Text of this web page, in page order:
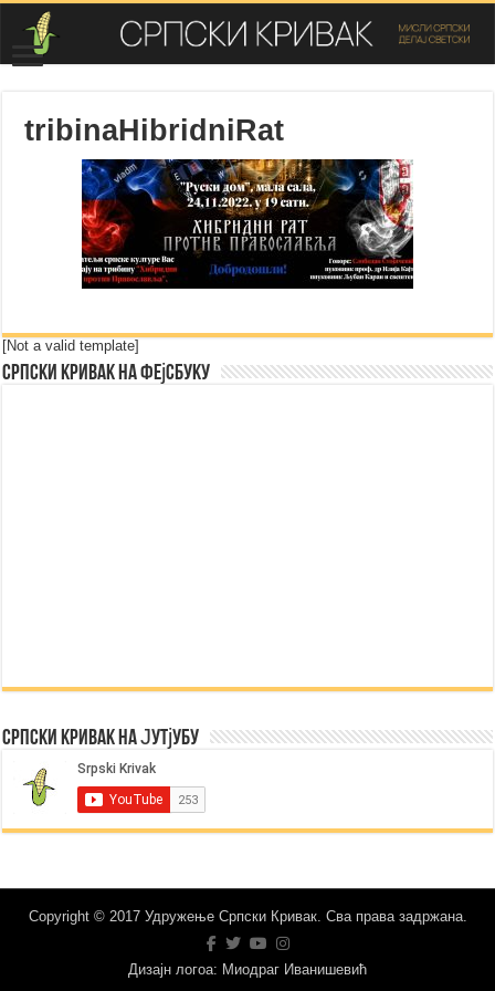
tribinaHibridniRat
[Not a valid template]
Српски Кривак на Фејсбуку
Српски Кривак на Јутјубу
Copyright © 2017 Удружење Српски Кривак. Сва права задржана.
Дизајн логоа: Миодраг Иванишевић